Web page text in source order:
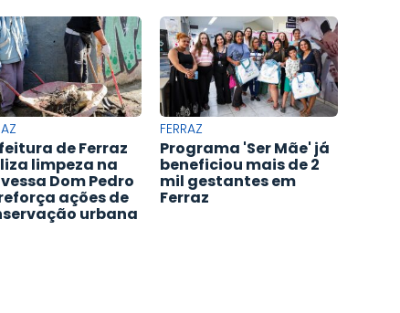
de Ferraz
limpeza na
Dom Pedro
ações de
urbana
FERRAZ
Programa 'Ser Mãe' já
beneficiou mais de 2
mil gestantes em
Ferraz